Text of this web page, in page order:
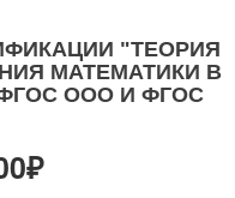
"ТЕОРИЯ
МАТЕМАТИКИ В
ООО И ФГОС